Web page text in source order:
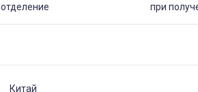
отделение
при
Китай